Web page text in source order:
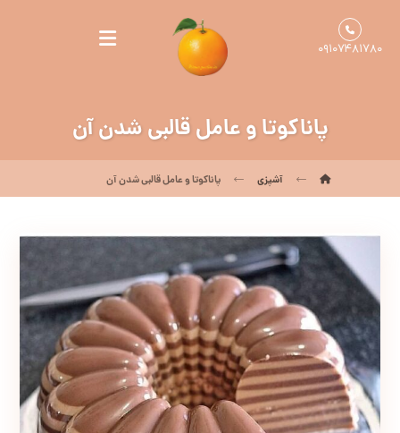
۰۹۱۰۷۴۸۱۷۸۰
پاناکوتا و عامل قالبی شدن آن
آشپزی پاناکوتا و عامل قالبی شدن آن